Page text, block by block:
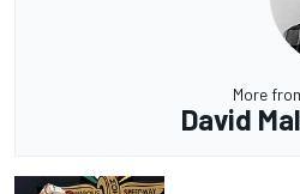
More
David